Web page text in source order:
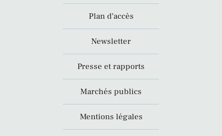
Plan d’accès
Newsletter
Presse et rapports
Marchés publics
Mentions légales